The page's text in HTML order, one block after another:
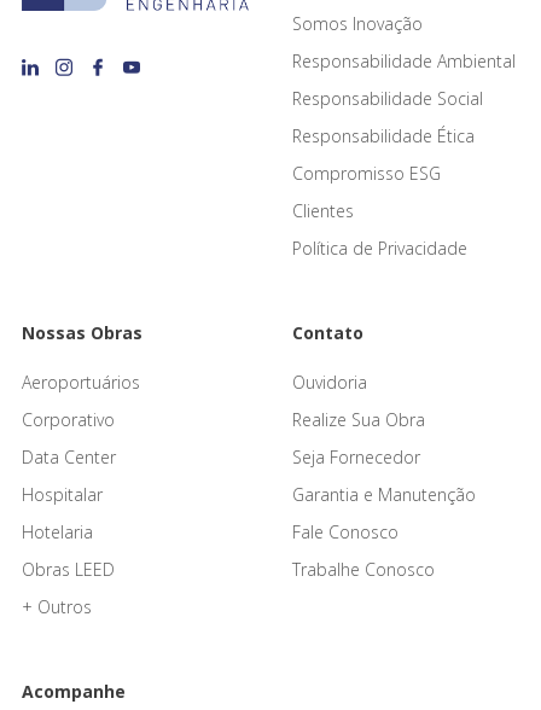
Somos Inovação
Responsabilidade Ambiental
Responsabilidade Social
Responsabilidade Ética
Compromisso ESG
Clientes
Política de Privacidade
Nossas Obras
Aeroportuários
Corporativo
Data Center
Hospitalar
Hotelaria
Obras LEED
+ Outros
Contato
Ouvidoria
Realize Sua Obra
Seja Fornecedor
Garantia e Manutenção
Fale Conosco
Trabalhe Conosco
Acompanhe